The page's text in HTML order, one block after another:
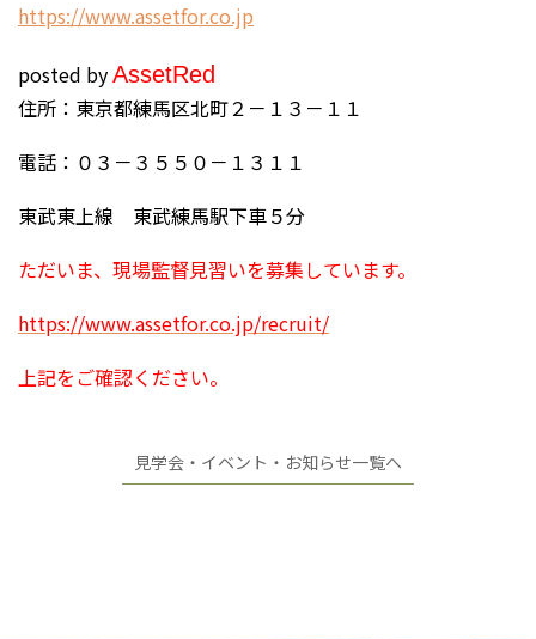
https://www.assetfor.co.jp
posted byAssetRed
住所：東京都練馬区北町２－１３－１１
電話：０３－３５５０－１３１１
東武東上線 東武練馬駅下車５分
ただいま、現場監督見習いを募集しています。
https://www.assetfor.co.jp/recruit/
上記をご確認ください。
見学会・イベント・お知らせ一覧へ